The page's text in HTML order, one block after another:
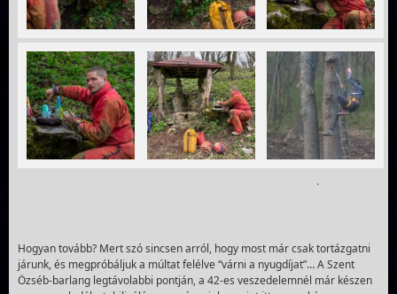
.
Hogyan tovább? Mert szó sincsen arról, hogy most már csak tortázgatni
járunk, és megpróbáljuk a múltat felélve “várni a nyugdíjat”… A Szent
Özséb-barlang legtávolabbi pontján, a 42-es veszedelemnél már készen